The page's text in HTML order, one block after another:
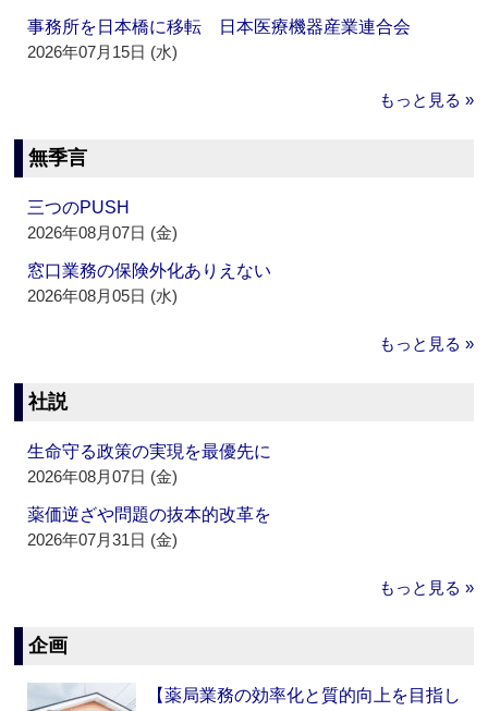
事務所を日本橋に移転 日本医療機器産業連合会
2026年07月15日 (水)
もっと見る »
無季言
三つのPUSH
2026年08月07日 (金)
窓口業務の保険外化ありえない
2026年08月05日 (水)
もっと見る »
社説
生命守る政策の実現を最優先に
2026年08月07日 (金)
薬価逆ざや問題の抜本的改革を
2026年07月31日 (金)
もっと見る »
企画
【薬局業務の効率化と質的向上を目指し